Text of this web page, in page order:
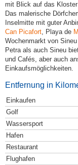
mit Blick auf das
Das malerische
Inselmitte mit guter
Can Picafort, Playa de
Wochenmarkt von
Petra als auch Sineu
und Cafés, aber auch
Einkaufsmöglichkeiten.
Entfernung in
Einkaufen
Golf
Wassersport
Hafen
Restaurant
Flughafen